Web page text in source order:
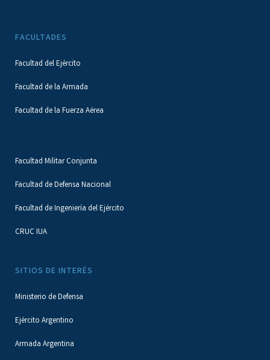
FACULTADES
Facultad del Ejército
Facultad de la Armada
Facultad de la Fuerza Aérea
Facultad Militar Conjunta
Facultad de Defensa Nacional
Facultad de Ingeniería del Ejército
CRUC IUA
SITIOS DE INTERÉS
Ministerio de Defensa
Ejército Argentino
Armada Argentina